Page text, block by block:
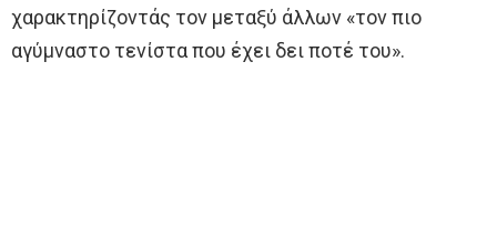
χαρακτηρίζοντάς τον μεταξύ άλλων «τον πιο
αγύμναστο τενίστα που έχει δει ποτέ του».